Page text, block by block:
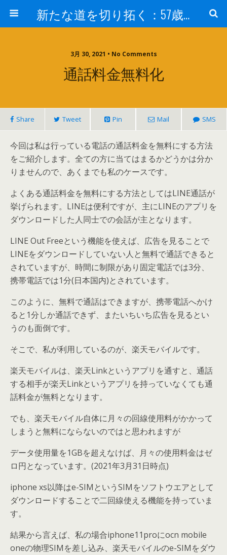
新たな道を切り拓く：57歳男性、大学院の授業室から
3月 30, 2021 • No Comments
通話料金無料化
Share Tweet Pin Mail SMS
今回は私は行っている電話の通話料金を無料にする方法
をご紹介します。全ての方に当てはまるかどうかは分か
りませんので、あくまでも私のケースです。
よくある通話料金を無料にする方法としてはLINE通話が
挙げられます。LINEは便利ですが、主にLINEのアプリを
ダウンロードした人同士での会話が主となります。
LINE Out Freeという機能を使えば、広告を見ることで
LINEをダウンロードしていない人と無料で通話できると
されていますが、時間に制限があり固定電話では3分、
携帯電話では1分(日本国内)とされています。
このように、無料で通話はできますが、携帯電話へかけ
ると1分しか通話できず、またいちいち広告を見るとい
うのも面倒です。
そこで、私が利用しているのが、楽天モバイルです。
楽天モバイルは、楽天Linkというアプリを通すと、通話
する相手が楽天Linkというアプリを持っていなくても通
話料金が無料となります。
でも、楽天モバイル自体に月々の回線使用料がかかって
しまうと無料にならないのではと思われますが
データ使用量を1GBを超えなけば、月々の使用料金はゼ
ロ円となっています。(2021年3月31日時点)
iphone xs以降はe-SIMというSIMをソフトウエアとして
ダウンロードすることで二回線使える機能を持っていま
す。
結果から言えば、私の場合iphone11proにocn mobile
oneの物理SIMを差し込み、楽天モバイルのe-SIMをダウ